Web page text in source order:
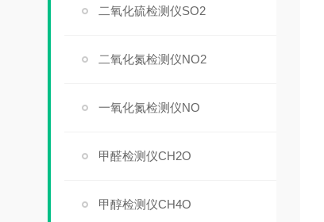
二氧化硫检测仪SO2
二氧化氮检测仪NO2
一氧化氮检测仪NO
甲醛检测仪CH2O
甲醇检测仪CH4O